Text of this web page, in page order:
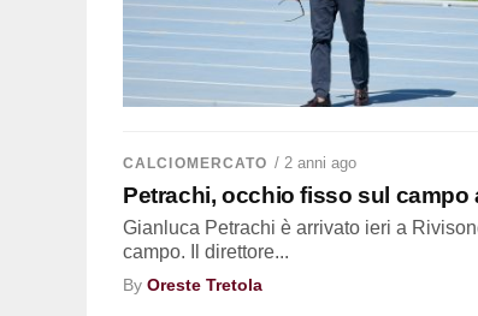
CALCIOMERCATO / 2 anni ago
Petrachi, occhio fisso sul
Gianluca Petrachi è arrivato ieri a
campo. Il direttore...
By Oreste Tretola